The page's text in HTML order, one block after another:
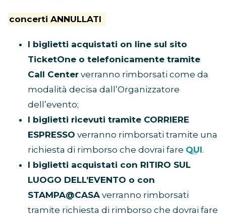
concerti ANNULLATI
I biglietti acquistati on line sul sito
TicketOne o telefonicamente tramite
Call Center verranno rimborsati come da
modalità decisa dall’Organizzatore
dell’evento;
I biglietti ricevuti tramite CORRIERE
ESPRESSO verranno rimborsati tramite una
richiesta di rimborso che dovrai fare QUI.
I biglietti acquistati con RITIRO SUL
LUOGO DELL’EVENTO o con
STAMPA@CASA verranno rimborsati
tramite richiesta di rimborso che dovrai fare